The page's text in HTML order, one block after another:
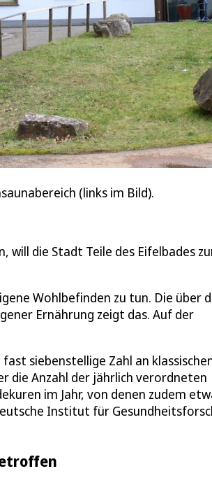
(links im Bild).
will die Stadt Teile des Eifelbades
Wohlbefinden zu tun. Die über
Ernährung zeigt das. Auf der
siebenstellige Zahl an
die Anzahl der jährlich verordneten
im Jahr, von denen zudem
Institut für